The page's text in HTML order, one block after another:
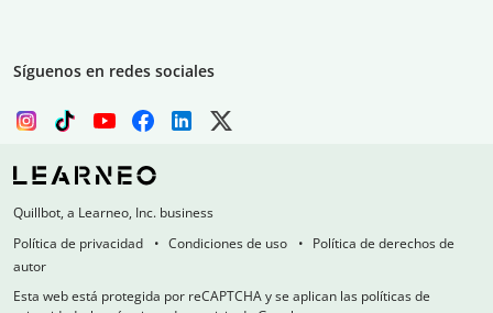
Síguenos en redes sociales
Quillbot, a Learneo, Inc. business
Política de privacidad
Condiciones de uso
Política de derechos de
autor
Esta web está protegida por reCAPTCHA y se aplican las políticas de